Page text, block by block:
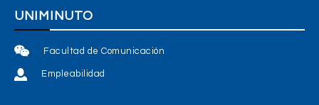
UNIMINUTO
Facultad de Comunicación
Empleabilidad